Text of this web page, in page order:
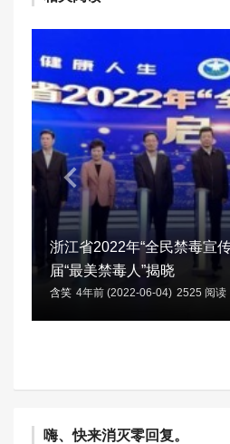
浙江省2022年“全民禁毒宣
届“最美禁毒人”揭晓
含笑 4年前 (2022-06-04) 2525 阅读
嗨、快来消灭零回复。